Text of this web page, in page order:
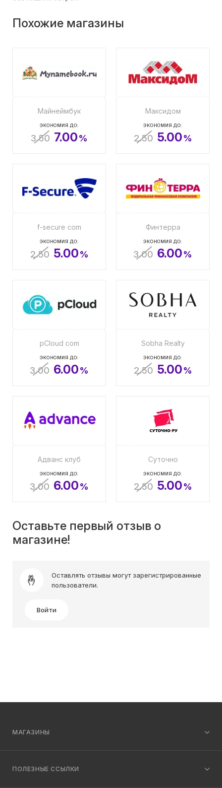
Похожие магазины
Майнеймбук
ЭКОНОМИЯ ДО:
3.50 7.00%
Максидом
ЭКОНОМИЯ ДО:
2.50 5.00%
f-secure com
ЭКОНОМИЯ ДО:
2.50 5.00%
Финтерра
ЭКОНОМИЯ ДО:
3.00 6.00%
pCloud com
ЭКОНОМИЯ ДО:
3.00 6.00%
Sobha Realty
ЭКОНОМИЯ ДО:
2.50 5.00%
Адванс клуб
ЭКОНОМИЯ ДО:
3.00 6.00%
Суточно
ЭКОНОМИЯ ДО:
2.50 5.00%
Оставьте первый отзыв о
магазине!
Оставлять отзывы могут зарегистрированные
пользователи.
Войти
МАГАЗИНЫ
ПОЛЕЗНЫЕ ССЫЛКИ